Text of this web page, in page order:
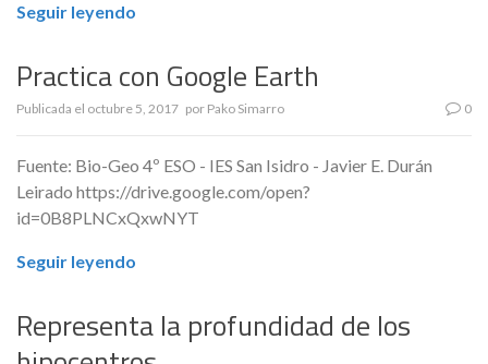
Seguir leyendo
Practica con Google Earth
Publicada el octubre 5, 2017 por Pako Simarro 0
Fuente: Bio-Geo 4º ESO - IES San Isidro - Javier E. Durán
Leirado https://drive.google.com/open?
id=0B8PLNCxQxwNYT
Seguir leyendo
Representa la profundidad de los